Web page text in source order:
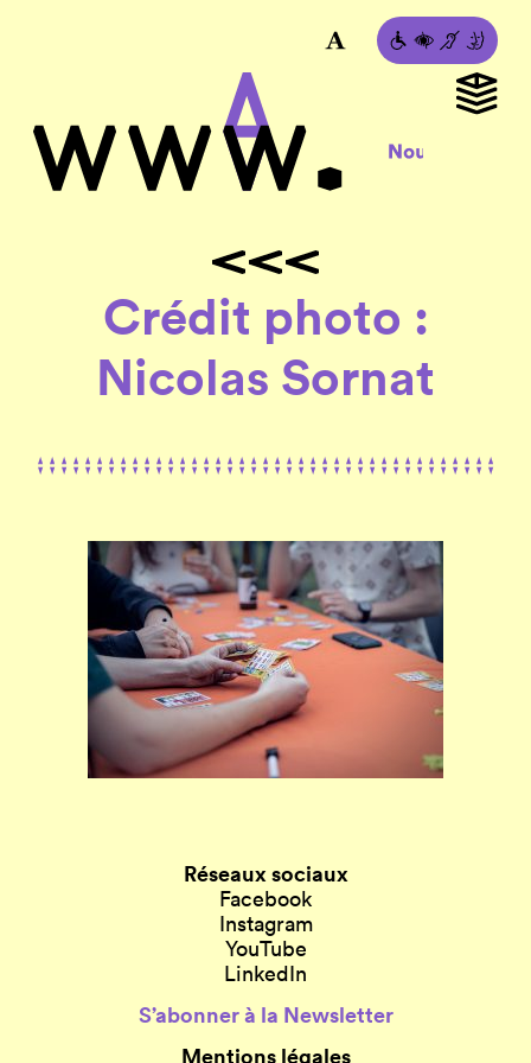
Crédit photo :
Nicolas Sornat
Réseaux sociaux
Facebook
Instagram
YouTube
LinkedIn
S’abonner à la Newsletter
Mentions légales